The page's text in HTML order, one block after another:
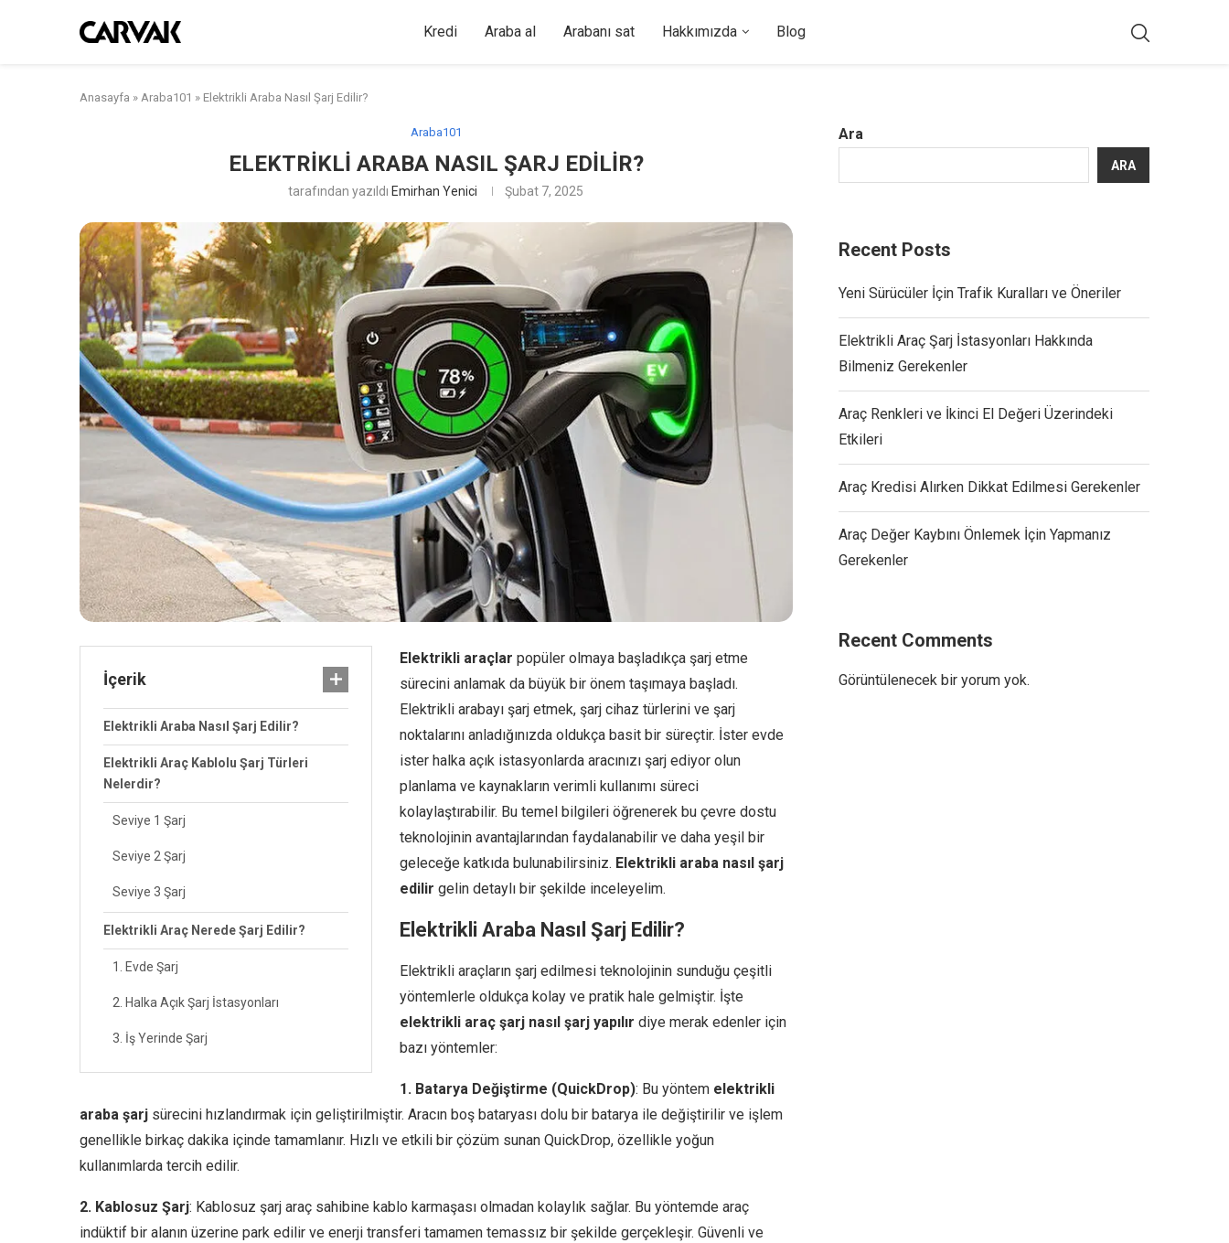
Kredi Araba al Arabanı sat Hakkımızda Blog
Anasayfa » Araba101 » Elektrikli Araba Nasıl Şarj Edilir?
Araba101
ELEKTRIKLI ARABA NASIL ŞARJ EDILIR?
tarafından yazıldı Emirhan Yenici Şubat 7, 2025
İçerik
Elektrikli Araba Nasıl Şarj Edilir?
Elektrikli Araç Kablolu Şarj Türleri
Nelerdir?
Seviye 1 Şarj
Seviye 2 Şarj
Seviye 3 Şarj
Elektrikli Araç Nerede Şarj Edilir?
1. Evde Şarj
2. Halka Açık Şarj İstasyonları
3. İş Yerinde Şarj
Elektrikli araçlar popüler olmaya başladıkça şarj etme
sürecini anlamak da büyük bir önem taşımaya başladı.
Elektrikli arabayı şarj etmek, şarj cihaz türlerini ve şarj
noktalarını anladığınızda oldukça basit bir süreçtir. İster evde
ister halka açık istasyonlarda aracınızı şarj ediyor olun
planlama ve kaynakların verimli kullanımı süreci
kolaylaştırabilir. Bu temel bilgileri öğrenerek bu çevre dostu
teknolojinin avantajlarından faydalanabilir ve daha yeşil bir
geleceğe katkıda bulunabilirsiniz. Elektrikli araba nasıl şarj
edilir gelin detaylı bir şekilde inceleyelim.
Elektrikli Araba Nasıl Şarj Edilir?
Elektrikli araçların şarj edilmesi teknolojinin sunduğu çeşitli
yöntemlerle oldukça kolay ve pratik hale gelmiştir. İşte
elektrikli araç şarj nasıl şarj yapılır diye merak edenler için
bazı yöntemler:
1. Batarya Değiştirme (QuickDrop): Bu yöntem elektrikli
araba şarj sürecini hızlandırmak için geliştirilmiştir. Aracın boş bataryası dolu bir batarya ile değiştirilir ve işlem
genellikle birkaç dakika içinde tamamlanır. Hızlı ve etkili bir çözüm sunan QuickDrop, özellikle yoğun
kullanımlarda tercih edilir.
2. Kablosuz Şarj: Kablosuz şarj araç sahibine kablo karmaşası olmadan kolaylık sağlar. Bu yöntemde araç
indüktif bir alanın üzerine park edilir ve enerji transferi tamamen temassız bir şekilde gerçekleşir. Güvenli ve
Ara
ARA
Recent Posts
Yeni Sürücüler İçin Trafik Kuralları ve Öneriler
Elektrikli Araç Şarj İstasyonları Hakkında
Bilmeniz Gerekenler
Araç Renkleri ve İkinci El Değeri Üzerindeki
Etkileri
Araç Kredisi Alırken Dikkat Edilmesi Gerekenler
Araç Değer Kaybını Önlemek İçin Yapmanız
Gerekenler
Recent Comments
Görüntülenecek bir yorum yok.